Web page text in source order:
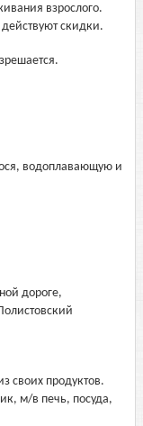
взрослого.
скидки.
водоплавающую и
дороге,
своих продуктов.
м/в печь, посуда,